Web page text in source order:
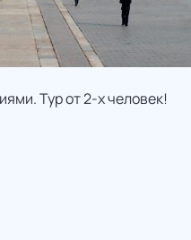
Тур от 2-х человек!